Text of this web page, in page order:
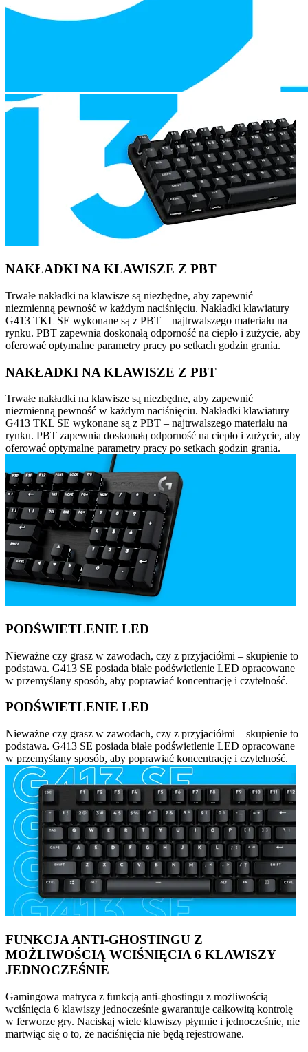
NAKŁADKI NA KLAWISZE Z PBT
Trwałe nakładki na klawisze są niezbędne, aby zapewnić
niezmienną pewność w każdym naciśnięciu. Nakładki klawiatury
G413 TKL SE wykonane są z PBT – najtrwalszego materiału na
rynku. PBT zapewnia doskonałą odporność na ciepło i zużycie, aby
oferować optymalne parametry pracy po setkach godzin grania.
NAKŁADKI NA KLAWISZE Z PBT
Trwałe nakładki na klawisze są niezbędne, aby zapewnić
niezmienną pewność w każdym naciśnięciu. Nakładki klawiatury
G413 TKL SE wykonane są z PBT – najtrwalszego materiału na
rynku. PBT zapewnia doskonałą odporność na ciepło i zużycie, aby
oferować optymalne parametry pracy po setkach godzin grania.
PODŚWIETLENIE LED
Nieważne czy grasz w zawodach, czy z przyjaciółmi – skupienie to
podstawa. G413 SE posiada białe podświetlenie LED opracowane
w przemyślany sposób, aby poprawiać koncentrację i czytelność.
PODŚWIETLENIE LED
Nieważne czy grasz w zawodach, czy z przyjaciółmi – skupienie to
podstawa. G413 SE posiada białe podświetlenie LED opracowane
w przemyślany sposób, aby poprawiać koncentrację i czytelność.
FUNKCJA ANTI-GHOSTINGU Z
MOŻLIWOŚCIĄ WCIŚNIĘCIA 6 KLAWISZY
JEDNOCZEŚNIE
Gamingowa matryca z funkcją anti-ghostingu z możliwością
wciśnięcia 6 klawiszy jednocześnie gwarantuje całkowitą kontrolę
w ferworze gry. Naciskaj wiele klawiszy płynnie i jednocześnie, nie
martwiąc się o to, że naciśnięcia nie będą rejestrowane.